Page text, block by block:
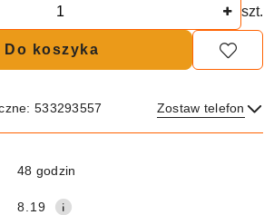
szt.
Do koszyka
533293557 Zostaw telefon
48 godzin
8.19